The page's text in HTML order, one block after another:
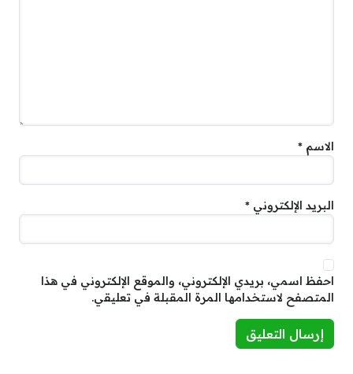
الاسم *
البريد الإلكتروني *
احفظ اسمي، بريدي الإلكتروني، والموقع الإلكتروني في هذا
المتصفح لاستخدامها المرة المقبلة في تعليقي.